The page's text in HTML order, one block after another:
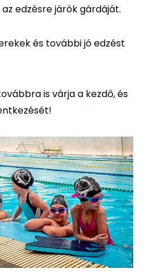
edzésre járók gárdáját.
és további jó edzést
is várja a kezdő, és